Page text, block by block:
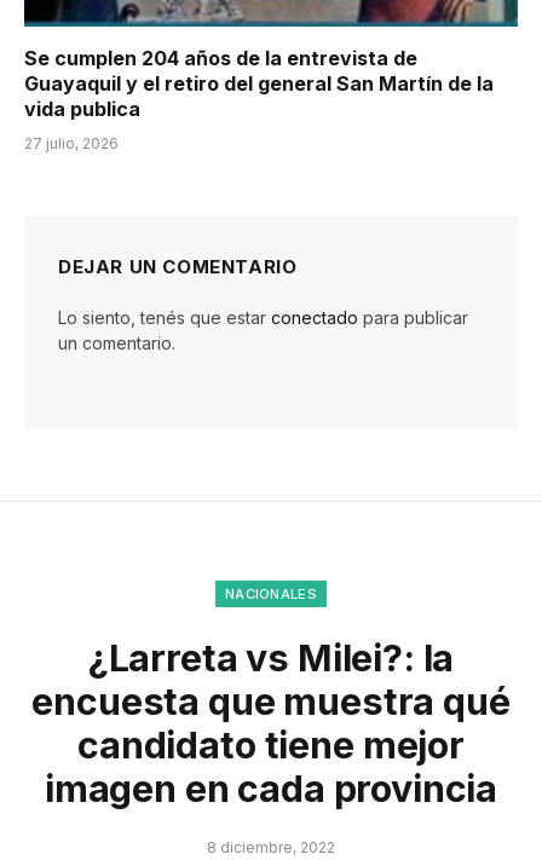
Se cumplen 204 años de la entrevista de
Guayaquil y el retiro del general San Martín de la
vida publica
27 julio, 2026
DEJAR UN COMENTARIO
Lo siento, tenés que estar conectado para publicar
un comentario.
NACIONALES
¿Larreta vs Milei?: la
encuesta que muestra qué
candidato tiene mejor
imagen en cada provincia
8 diciembre, 2022